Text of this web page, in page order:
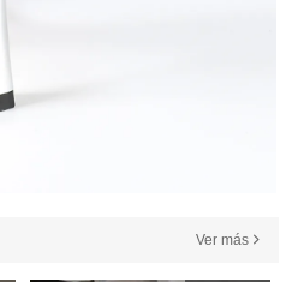
Ver más